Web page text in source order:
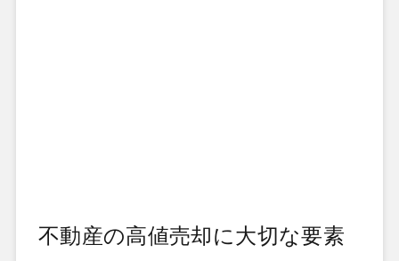
不動産の高値売却に大切な要素